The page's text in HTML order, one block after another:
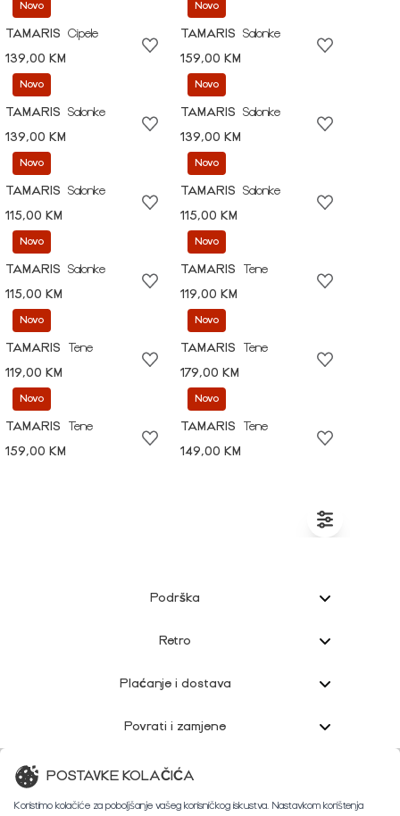
Novo
TAMARIS
Cipele
139,00 KM
Novo
TAMARIS
Salonke
159,00 KM
Novo
TAMARIS
Salonke
139,00 KM
Novo
TAMARIS
Salonke
139,00 KM
Novo
TAMARIS
Salonke
115,00 KM
Novo
TAMARIS
Salonke
115,00 KM
Novo
TAMARIS
Salonke
115,00 KM
Novo
TAMARIS
Tene
119,00 KM
Novo
TAMARIS
Tene
119,00 KM
Novo
TAMARIS
Tene
179,00 KM
Novo
TAMARIS
Tene
159,00 KM
Novo
TAMARIS
Tene
149,00 KM
Podrška
Retro
Plaćanje i dostava
Povrati i zamjene
Korisnička podrška
POSTAVKE KOLAČIĆA
Koristimo kolačiće za poboljšanje vašeg korisničkog iskustva. Nastavkom korištenja